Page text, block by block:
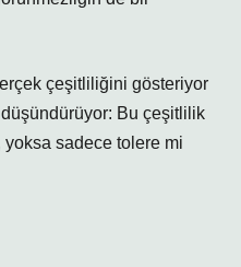
çeşitliliğini gösteriyor
Bu çeşitlilik
sadece tolere mi